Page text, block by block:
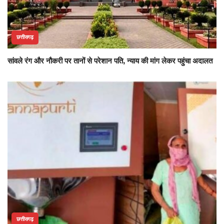
छत्तीसगढ़
सांवले रंग और नौकरी पर तानों से परेशान पति, न्याय की मांग लेकर पहुंचा अदालत
छत्तीसगढ़